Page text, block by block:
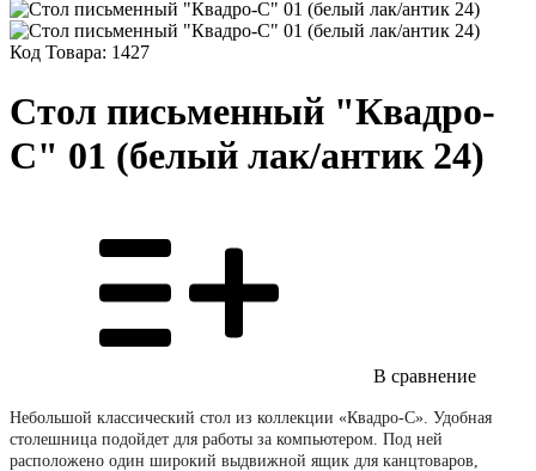
Код Товара: 1427
Стол письменный "Квадро-
С" 01 (белый лак/антик 24)
В сравнение
Небольшой классический стол из коллекции «Квадро-С». Удобная
столешница подойдет для работы за компьютером. Под ней
расположено один широкий выдвижной ящик для канцтоваров,